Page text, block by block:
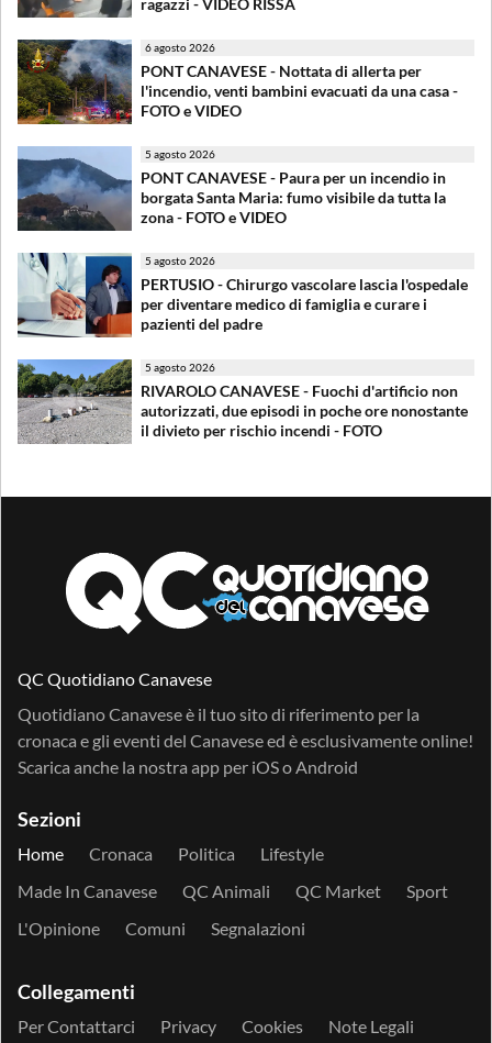
6 agosto 2026
PONT CANAVESE - Nottata di allerta per
l'incendio, venti bambini evacuati da una casa -
FOTO e VIDEO
5 agosto 2026
PONT CANAVESE - Paura per un incendio in
borgata Santa Maria: fumo visibile da tutta la
zona - FOTO e VIDEO
5 agosto 2026
PERTUSIO - Chirurgo vascolare lascia l'ospedale
per diventare medico di famiglia e curare i
pazienti del padre
5 agosto 2026
RIVAROLO CANAVESE - Fuochi d'artificio non
autorizzati, due episodi in poche ore nonostante
il divieto per rischio incendi - FOTO
QC Quotidiano Canavese
Quotidiano Canavese è il tuo sito di riferimento per la
cronaca e gli eventi del Canavese ed è esclusivamente online!
Scarica anche la nostra app per iOSo Android
Sezioni
Home Cronaca Politica
Lifestyle
Made In Canavese
QC Animali QC Market
Sport
L'Opinione
Comuni Segnalazioni
Collegamenti
Per Contattarci Privacy Cookies Note Legali